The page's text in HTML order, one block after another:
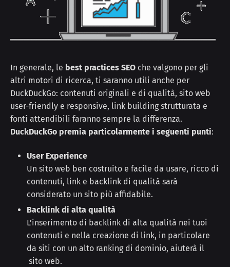
In generale, le best practices SEO che valgono per gli
altri motori di ricerca, ti saranno utili anche per
DuckDuckGo: contenuti originali e di qualità, sito web
user-friendly e responsive, link building strutturata e
fonti attendibili faranno sempre la differenza.
DuckDuckGo premia particolarmente i seguenti punti:
User Experience
Un sito web ben costruito e facile da usare, ricco di
contenuti, link e backlink di qualità sarà
considerato un sito più affidabile.
Backlink di alta qualità
L’inserimento di backlink di alta qualità nei tuoi
contenuti e nella creazione di link, in particolare
da siti con un alto ranking di dominio, aiuterà il
sito web.